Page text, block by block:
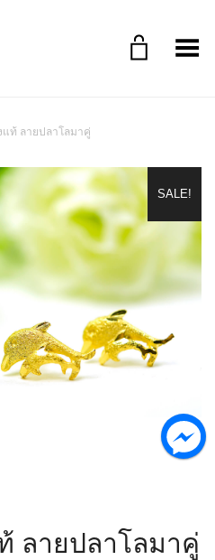
Toggle Menu
ท้ ลายปลาโลมาคู่
SALE!
ลายปลาโลมาคู่